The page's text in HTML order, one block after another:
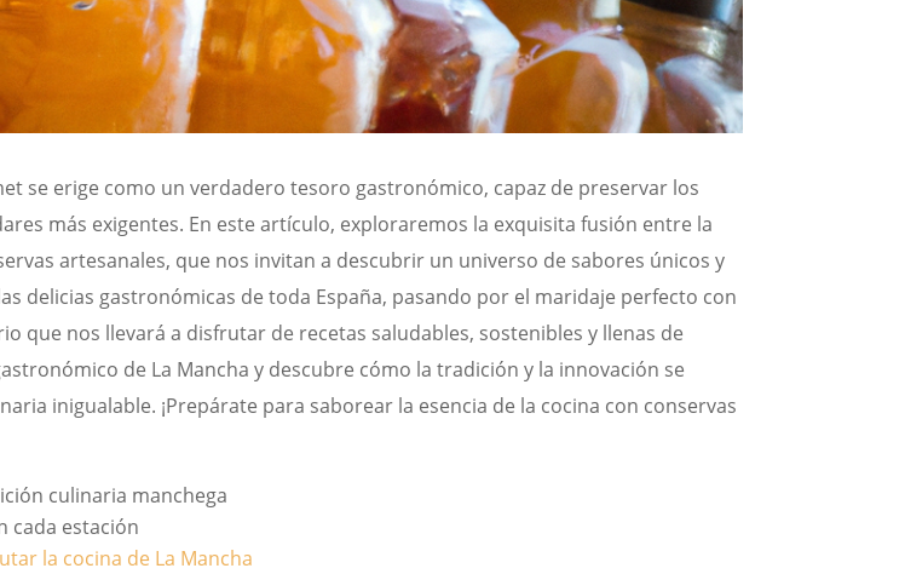
se erige como un verdadero tesoro gastronómico, capaz de preservar los
más exigentes. En este artículo, exploraremos la exquisita fusión entre la
artesanales, que nos invitan a descubrir un universo de sabores únicos y
delicias gastronómicas de toda España, pasando por el maridaje perfecto con
que nos llevará a disfrutar de recetas saludables, sostenibles y llenas de
de La Mancha y descubre cómo la tradición y la innovación se
inigualable. ¡Prepárate para saborear la esencia de la cocina con conservas
culinaria manchega
cada estación
la cocina de La Mancha